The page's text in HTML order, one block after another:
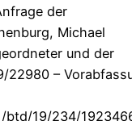
der
Michael
und der
22980 –
btd/19/234/